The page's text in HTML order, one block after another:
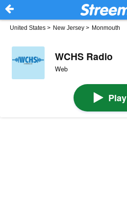
United States > New Jersey > Monmouth
WCHS Radio
Web
Play